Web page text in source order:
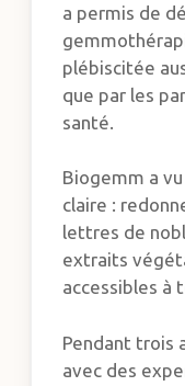
a permis de
plébiscitée
que par les
santé.
Biogemm a
claire :
lettres de
extraits
accessibles à
Pendant trois
avec des